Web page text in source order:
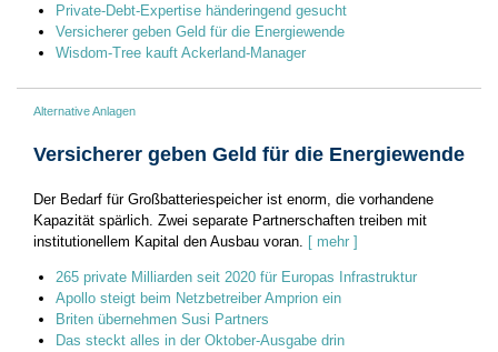
Private-Debt-Expertise händeringend gesucht
Versicherer geben Geld für die Energiewende
Wisdom-Tree kauft Ackerland-Manager
Alternative Anlagen
Versicherer geben Geld für die Energiewende
Der Bedarf für Großbatteriespeicher ist enorm, die vorhandene
Kapazität spärlich. Zwei separate Partnerschaften treiben mit
institutionellem Kapital den Ausbau voran. [ mehr ]
265 private Milliarden seit 2020 für Europas Infrastruktur
Apollo steigt beim Netzbetreiber Amprion ein
Briten übernehmen Susi Partners
Das steckt alles in der Oktober-Ausgabe drin